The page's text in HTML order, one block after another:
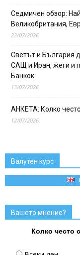
Седмичен обзор:
Великобритания,
22/07/2026
Светът и България
САЩ и Иран, жеги и
Банкок
13/07/2026
АНКЕТА: Колко
12/07/2026
Валутен курс
Вашето мнение?
Колко често